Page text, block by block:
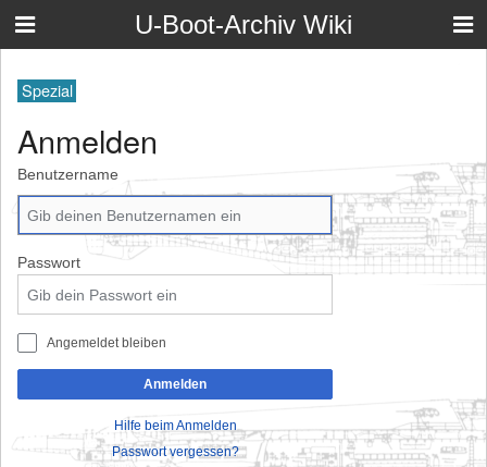
U-Boot-Archiv Wiki
Spezial
Anmelden
Benutzername
Passwort
Angemeldet bleiben
Anmelden
Hilfe beim Anmelden
Passwort vergessen?